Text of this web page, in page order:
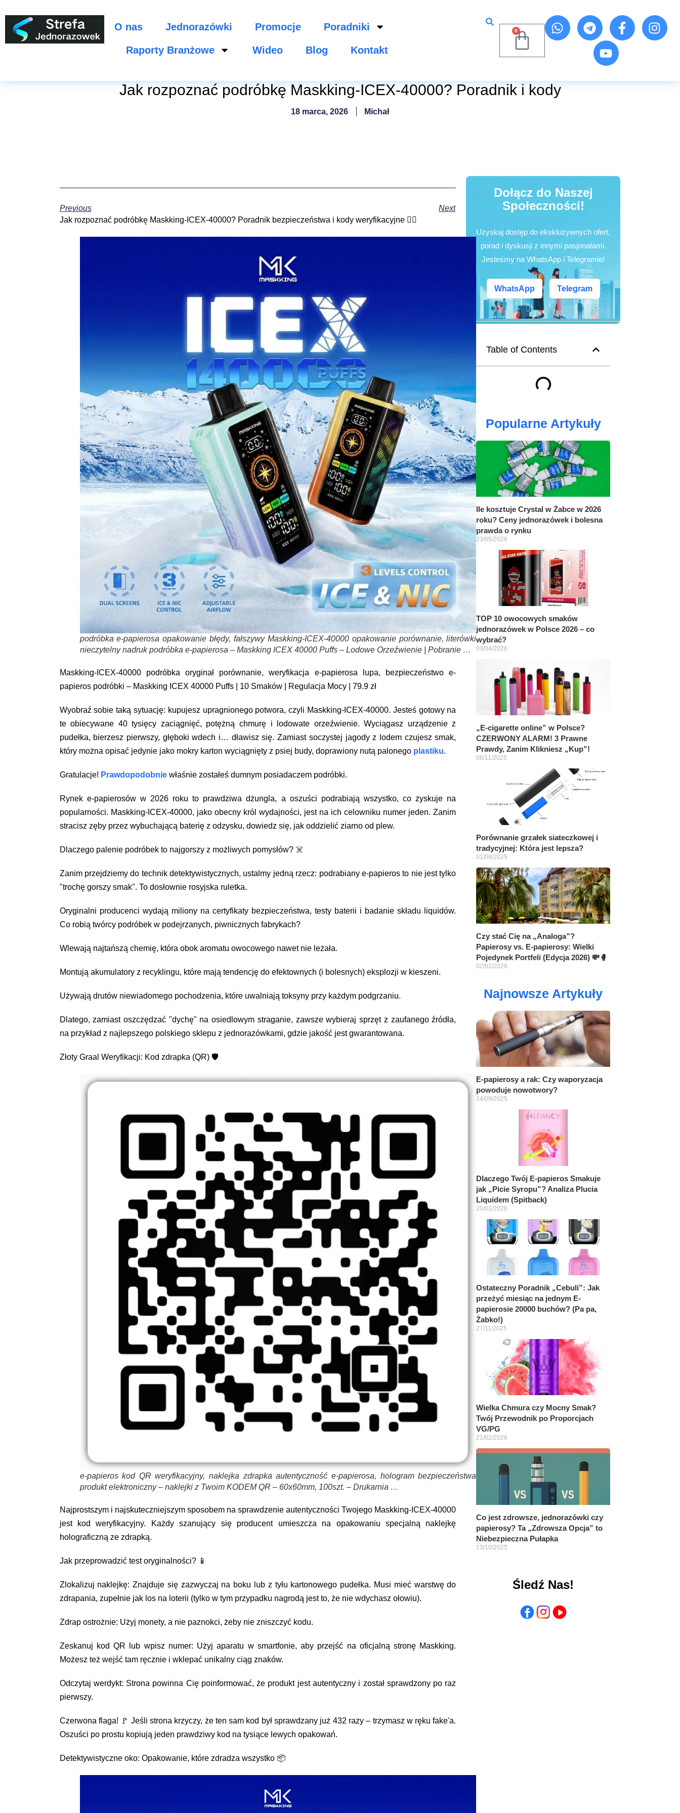
O nas Jednorazówki Promocje Poradniki
Raporty Branżowe Wideo Blog Kontakt
0
Jak rozpoznać podróbkę Maskking-ICEX-40000? Poradnik i kody
18 marca, 2026 Michał
Dołącz do Naszej
Społeczności!
Uzyskaj dostęp do ekskluzywnych ofert,
porad i dyskusji z innymi pasjonatami.
Jesteśmy na WhatsApp i Telegramie!
WhatsApp Telegram
Table of Contents
Popularne Artykuły
Ile kosztuje Crystal w Żabce w 2026
roku? Ceny jednorazówek i bolesna
prawda o rynku
23/05/2026
TOP 10 owocowych smaków
jednorazówek w Polsce 2026 – co
wybrać?
03/04/2026
„E-cigarette online” w Polsce?
CZERWONY ALARM! 3 Prawne
Prawdy, Zanim Klikniesz „Kup”!
08/11/2025
Porównanie grzałek siateczkowej i
tradycyjnej: Która jest lepsza?
01/08/2025
Czy stać Cię na „Analoga”?
Papierosy vs. E-papierosy: Wielki
Pojedynek Portfeli (Edycja 2026) 💸🥊
02/02/2026
Najnowsze Artykuły
E-papierosy a rak: Czy waporyzacja
powoduje nowotwory?
24/09/2025
Dlaczego Twój E-papieros Smakuje
jak „Picie Syropu”? Analiza Plucia
Liquidem (Spitback)
20/02/2026
Ostateczny Poradnik „Cebuli”: Jak
przeżyć miesiąc na jednym E-
papierosie 20000 buchów? (Pa pa,
Żabko!)
27/11/2025
Wielka Chmura czy Mocny Smak?
Twój Przewodnik po Proporcjach
VG/PG
21/02/2026
Co jest zdrowsze, jednorazówki czy
papierosy? Ta „Zdrowsza Opcja” to
Niebezpieczna Pułapka
13/10/2025
Śledź Nas!
Previous
Next
Jak rozpoznać podróbkę Maskking-ICEX-40000? Poradnik bezpieczeństwa i kody weryfikacyjne 🕵️‍♂️
podróbka e-papierosa opakowanie błędy, fałszywy Maskking-ICEX-40000 opakowanie porównanie, literówki
nieczytelny nadruk podróbka e-papierosa – Maskking ICEX 40000 Puffs – Lodowe Orzeźwienie | Pobranie …
Maskking-ICEX-40000 podróbka oryginał porównanie, weryfikacja e-papierosa lupa, bezpieczeństwo e-
papieros podróbki – Maskking ICEX 40000 Puffs | 10 Smaków | Regulacja Mocy | 79.9 zł
Wyobraź sobie taką sytuację: kupujesz upragnionego potwora, czyli Maskking-ICEX-40000. Jesteś gotowy na
te obiecywane 40 tysięcy zaciągnięć, potężną chmurę i lodowate orzeźwienie. Wyciągasz urządzenie z
pudełka, bierzesz pierwszy, głęboki wdech i… dławisz się. Zamiast soczystej jagody z lodem czujesz smak,
który można opisać jedynie jako mokry karton wyciągnięty z psiej budy, doprawiony nutą palonego plastiku.
Gratulacje! Prawdopodobniewłaśnie zostałeś dumnym posiadaczem podróbki.
Rynek e-papierosów w 2026 roku to prawdziwa dżungla, a oszuści podrabiają wszystko, co zyskuje na
popularności. Maskking-ICEX-40000, jako obecny król wydajności, jest na ich celowniku numer jeden. Zanim
stracisz zęby przez wybuchającą baterię z odzysku, dowiedz się, jak oddzielić ziarno od plew.
Dlaczego palenie podróbek to najgorszy z możliwych pomysłów? ☠️
Zanim przejdziemy do technik detektywistycznych, ustalmy jedną rzecz: podrabiany e-papieros to nie jest tylko
"trochę gorszy smak". To dosłownie rosyjska ruletka.
Oryginalni producenci wydają miliony na certyfikaty bezpieczeństwa, testy baterii i badanie składu liquidów.
Co robią twórcy podróbek w podejrzanych, piwnicznych fabrykach?
Wlewają najtańszą chemię, która obok aromatu owocowego nawet nie leżała.
Montują akumulatory z recyklingu, które mają tendencję do efektownych (i bolesnych) eksplozji w kieszeni.
Używają drutów niewiadomego pochodzenia, które uwalniają toksyny przy każdym podgrzaniu.
Dlatego, zamiast oszczędzać "dychę" na osiedlowym straganie, zawsze wybieraj sprzęt z zaufanego źródła,
na przykład z najlepszego polskiego sklepu z jednorazówkami, gdzie jakość jest gwarantowana.
Złoty Graal Weryfikacji: Kod zdrapka (QR) 🛡️
e-papieros kod QR weryfikacyjny, naklejka zdrapka autentyczność e-papierosa, hologram bezpieczeństwa
produkt elektroniczny – naklejki z Twoim KODEM QR – 60x60mm, 100szt. – Drukarnia …
Najprostszym i najskuteczniejszym sposobem na sprawdzenie autentyczności Twojego Maskking-ICEX-40000
jest kod weryfikacyjny. Każdy szanujący się producent umieszcza na opakowaniu specjalną naklejkę
holograficzną ze zdrapką.
Jak przeprowadzić test oryginalności? 📱
Zlokalizuj naklejkę: Znajduje się zazwyczaj na boku lub z tyłu kartonowego pudełka. Musi mieć warstwę do
zdrapania, zupełnie jak los na loterii (tylko w tym przypadku nagrodą jest to, że nie wdychasz ołowiu).
Zdrap ostrożnie: Użyj monety, a nie paznokci, żeby nie zniszczyć kodu.
Zeskanuj kod QR lub wpisz numer: Użyj aparatu w smartfonie, aby przejść na oficjalną stronę Maskking.
Możesz też wejść tam ręcznie i wklepać unikalny ciąg znaków.
Odczytaj werdykt: Strona powinna Cię poinformować, że produkt jest autentyczny i został sprawdzony po raz
pierwszy.
Czerwona flaga! 🚩 Jeśli strona krzyczy, że ten sam kod był sprawdzany już 432 razy – trzymasz w ręku fake'a.
Oszuści po prostu kopiują jeden prawdziwy kod na tysiące lewych opakowań.
Detektywistyczne oko: Opakowanie, które zdradza wszystko 📦